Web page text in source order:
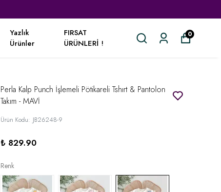
Yazlık
Ürünler
FIRSAT
ÜRÜNLERİ !
0
Perla Kalp Punch İşlemeli Pötikareli Tshırt & Pantolon
Takım - MAVİ
Ürün Kodu: JB26248-9
₺ 829.90
Renk